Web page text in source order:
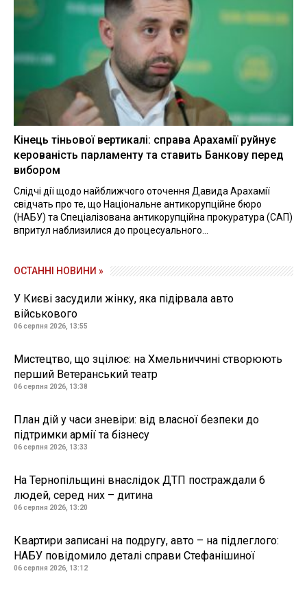
Кінець тіньової вертикалі: справа Арахамії руйнує
керованість парламенту та ставить Банкову перед
вибором
Слідчі дії щодо найближчого оточення Давида Арахамії
свідчать про те, що Національне антикорупційне бюро
(НАБУ) та Спеціалізована антикорупційна прокуратура (САП)
впритул наблизилися до процесуального...
ОСТАННІ НОВИНИ »
У Києві засудили жінку, яка підірвала авто
військового
06 серпня 2026, 13:55
Мистецтво, що зцілює: на Хмельниччині створюють
перший Ветеранський театр
06 серпня 2026, 13:38
План дій у часи зневіри: від власної безпеки до
підтримки армії та бізнесу
06 серпня 2026, 13:33
На Тернопільщині внаслідок ДТП постраждали 6
людей, серед них – дитина
06 серпня 2026, 13:20
Квартири записані на подругу, авто – на підлеглого:
НАБУ повідомило деталі справи Стефанішиної
06 серпня 2026, 13:12